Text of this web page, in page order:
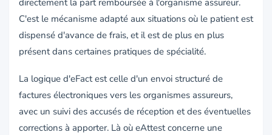
directement la part remboursée à l'organisme assureur.
C'est le mécanisme adapté aux situations où le patient est
dispensé d'avance de frais, et il est de plus en plus
présent dans certaines pratiques de spécialité.
La logique d'eFact est celle d'un envoi structuré de
factures électroniques vers les organismes assureurs,
avec un suivi des accusés de réception et des éventuelles
corrections à apporter. Là où eAttest concerne une